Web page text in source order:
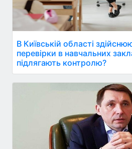
В Київській області
перевірки в навчальних
підлягають контролю?